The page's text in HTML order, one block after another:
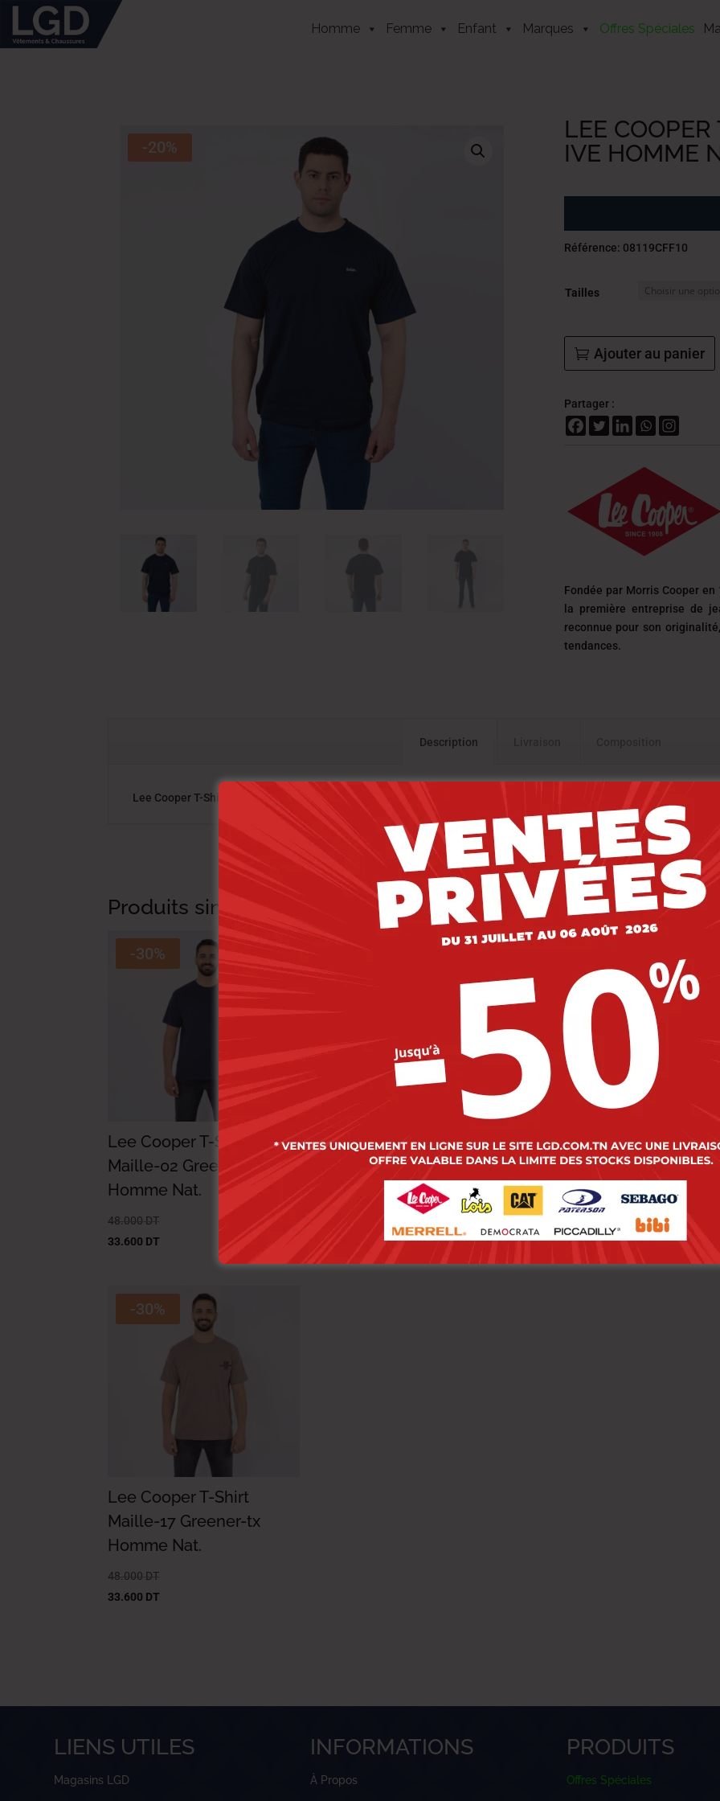
Homme Femme Enfant Marques Offres Spéciales
-20%
LEE
IVE HOMME
Référence: 08119CFF10
Tailles
Ajouter au panier
Partager :
Fondée par Morris Cooper en
la première entreprise de
reconnue pour son
tendances.
Description
Lee Cooper T-Shirt Maille-19 Ive Homme Nat., T-SHIRT MANCHES COURTES , COULEUR marine
Produits similaires
-30%
Lee Cooper T-Shirt
Maille-02 Greener-tx
Homme Nat.
48.000 DT
33.600 DT
Lee Cooper T-Shirt
Maille-02 Joaquin
Homme Nat.
33.600
DT
Lee Cooper T-Shirt
Maille-03 Joaquin
Homme Nat.
33.600DT
-30%
Lee Cooper T-Shirt
Maille-17 Greener-tx
Homme Nat.
48.000 DT
33.600 DT
LIENS UTILES
Magasins LGD
INFORMATIONS
À Propos
PRODUITS
Offres Spéciales